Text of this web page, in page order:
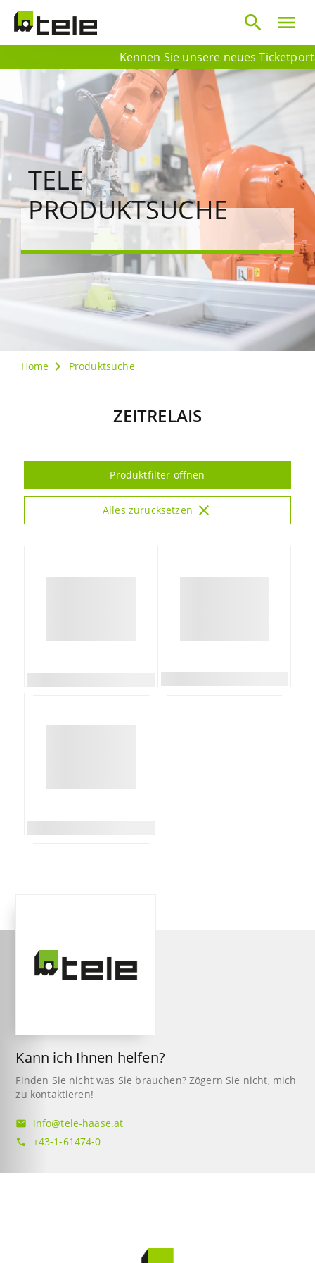
Kennen Sie unsere neues
menu
search
TELE
PRODUKTSUCHE
Home Produktsuche
ZEITRELAIS
Produktfilter öffnen
Alles zurücksetzen close
Kann ich Ihnen helfen?
Finden Sie nicht was Sie brauchen? Zögern Sie nicht, mich
zu kontaktieren!
mail info@tele-haase.at
phone +43-1-61474-0